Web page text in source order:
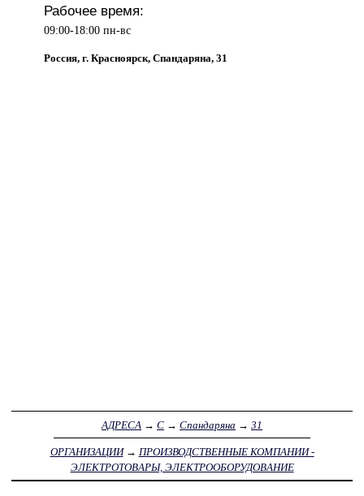
Рабочее время:
09:00-18:00 пн-вс
Россия, г. Красноярск, Спандаряна, 31
АДРЕСА → С → Спандаряна → 31
ОРГАНИЗАЦИИ→ ПРОИЗВОДСТВЕННЫЕ КОМПАНИИ -
ЭЛЕКТРОТОВАРЫ, ЭЛЕКТРООБОРУДОВАНИЕ